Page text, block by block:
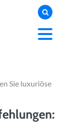
Sie luxuriöse